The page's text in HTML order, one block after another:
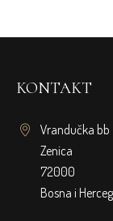
KONTAKT
Vrandučka bb
Zenica
72000
Bosna i